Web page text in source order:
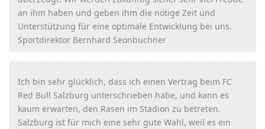
an ihm haben und geben ihm die nötige Zeit und
Unterstützung für eine optimale Entwicklung bei uns.
Sportdirektor Bernhard Seonbuchner
Ich bin sehr glücklich, dass ich einen Vertrag beim FC
Red Bull Salzburg unterschrieben habe, und kann es
kaum erwarten, den Rasen im Stadion zu betreten.
Salzburg ist für mich eine sehr gute Wahl, weil es ein